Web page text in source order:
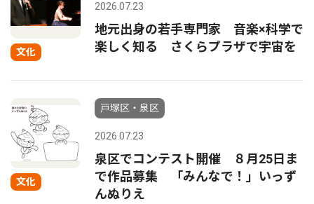
文化
2026.07.23
地元出身の若手専門家 音楽×科学で
楽しく知る さくらプラザで宇宙を
文化
戸塚区・泉区
2026.07.23
泉区でコンテスト開催 ８月25日ま
で作品募集 「みんなで！」いっず
んぬりえ